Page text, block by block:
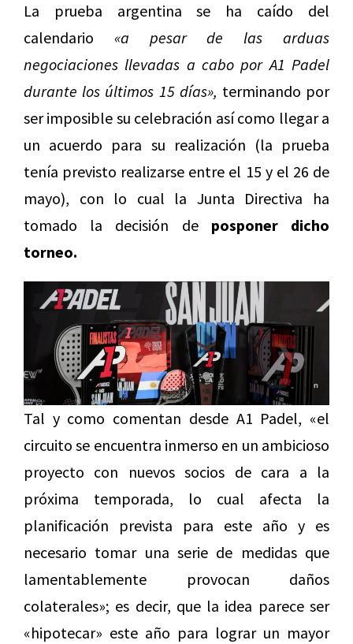
La prueba argentina se ha caído del
calendario «a pesar de las arduas
negociaciones llevadas a cabo por A1 Padel
durante los últimos 15 días», terminando por
ser imposible su celebración así como llegar a
un acuerdo para su realización (la prueba
tenía previsto realizarse entre el 15 y el 26 de
mayo), con lo cual la Junta Directiva ha
tomado la decisión de posponer dicho
torneo.
Tal y como comentan desde A1 Padel, «el
circuito se encuentra inmerso en un ambicioso
proyecto con nuevos socios de cara a la
próxima temporada, lo cual afecta la
planificación prevista para este año y es
necesario tomar una serie de medidas que
lamentablemente provocan daños
colaterales»; es decir, que la idea parece ser
«hipotecar» este año para lograr un mayor